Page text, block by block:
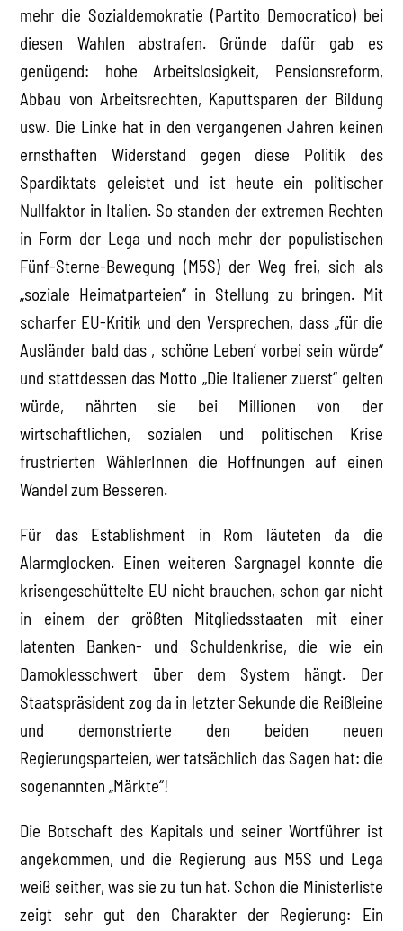
mehr die Sozialdemokratie (Partito Democratico) bei
diesen Wahlen abstrafen. Gründe dafür gab es
genügend: hohe Arbeitslosigkeit, Pensionsreform,
Abbau von Arbeitsrechten, Kaputtsparen der Bildung
usw. Die Linke hat in den vergangenen Jahren keinen
ernsthaften Widerstand gegen diese Politik des
Spardiktats geleistet und ist heute ein politischer
Nullfaktor in Italien. So standen der extremen Rechten
in Form der Lega und noch mehr der populistischen
Fünf-Sterne-Bewegung (M5S) der Weg frei, sich als
„soziale Heimatparteien“ in Stellung zu bringen. Mit
scharfer EU-Kritik und den Versprechen, dass „für die
Ausländer bald das ‚schöne Leben‘ vorbei sein würde“
und stattdessen das Motto „Die Italiener zuerst“ gelten
würde, nährten sie bei Millionen von der
wirtschaftlichen, sozialen und politischen Krise
frustrierten WählerInnen die Hoffnungen auf einen
Wandel zum Besseren.
Für das Establishment in Rom läuteten da die
Alarmglocken. Einen weiteren Sargnagel konnte die
krisengeschüttelte EU nicht brauchen, schon gar nicht
in einem der größten Mitgliedsstaaten mit einer
latenten Banken- und Schuldenkrise, die wie ein
Damoklesschwert über dem System hängt. Der
Staatspräsident zog da in letzter Sekunde die Reißleine
und demonstrierte den beiden neuen
Regierungsparteien, wer tatsächlich das Sagen hat: die
sogenannten „Märkte“!
Die Botschaft des Kapitals und seiner Wortführer ist
angekommen, und die Regierung aus M5S und Lega
weiß seither, was sie zu tun hat. Schon die Ministerliste
zeigt sehr gut den Charakter der Regierung: Ein